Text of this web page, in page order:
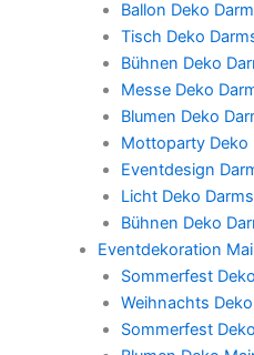
Ballon Deko
Tisch Deko
Bühnen Deko
Messe Deko
Blumen Deko
Mottoparty Deko
Eventdesign
Licht Deko
Bühnen Deko
Eventdekoration
Sommerfest
Weihnachts
Sommerfest